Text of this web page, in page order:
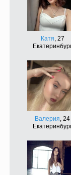
Катя, 27
Валерия, 24